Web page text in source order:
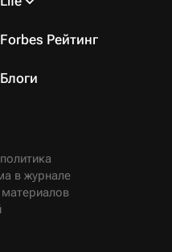
Forbes Рейтинг
Блоги
в журнале